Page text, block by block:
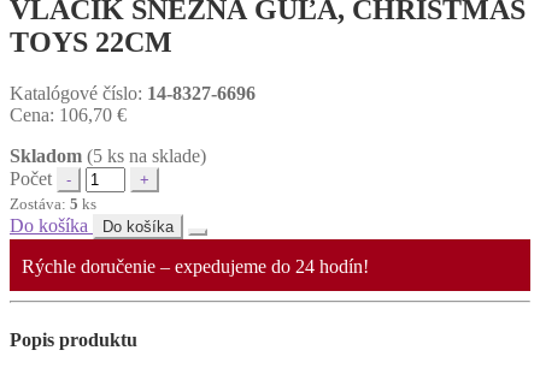
VLÁČIK SNEŽNÁ GUĽA, CHRISTMAS
TOYS 22CM
Katalógové číslo: 14-8327-6696
Cena: 106,70 €
Skladom (5 ks na sklade)
Počet
Zostáva: 5 ks
Do košíka Do košíka
Rýchle doručenie – expedujeme do 24 hodín!
Popis produktu